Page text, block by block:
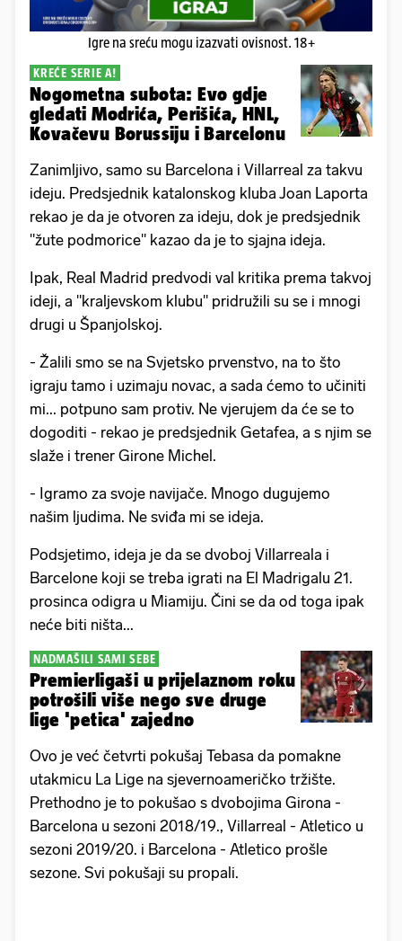
Igre na sreću mogu izazvati ovisnost. 18+
KREĆE SERIE A!
Nogometna subota: Evo gdje
gledati Modrića, Perišića, HNL,
Kovačevu Borussiju i Barcelonu
Zanimljivo, samo su Barcelona i Villarreal za takvu
ideju. Predsjednik katalonskog kluba Joan Laporta
rekao je da je otvoren za ideju, dok je predsjednik
"žute podmorice" kazao da je to sjajna ideja.
Ipak, Real Madrid predvodi val kritika prema takvoj
ideji, a "kraljevskom klubu" pridružili su se i mnogi
drugi u Španjolskoj.
- Žalili smo se na Svjetsko prvenstvo, na to što
igraju tamo i uzimaju novac, a sada ćemo to učiniti
mi... potpuno sam protiv. Ne vjerujem da će se to
dogoditi - rekao je predsjednik Getafea, a s njim se
slaže i trener Girone Michel.
- Igramo za svoje navijače. Mnogo dugujemo
našim ljudima. Ne sviđa mi se ideja.
Podsjetimo, ideja je da se dvoboj Villarreala i
Barcelone koji se treba igrati na El Madrigalu 21.
prosinca odigra u Miamiju. Čini se da od toga ipak
neće biti ništa...
NADMAŠILI SAMI SEBE
Premierligaši u prijelaznom roku
potrošili više nego sve druge
lige 'petica' zajedno
Ovo je već četvrti pokušaj Tebasa da pomakne
utakmicu La Lige na sjevernoameričko tržište.
Prethodno je to pokušao s dvobojima Girona -
Barcelona u sezoni 2018/19., Villarreal - Atletico u
sezoni 2019/20. i Barcelona - Atletico prošle
sezone. Svi pokušaji su propali.